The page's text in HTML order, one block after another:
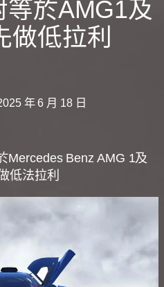
於AMG1及
做低拉利
年 6 月 18 日
Mercedes Benz AMG 1及
低法拉利